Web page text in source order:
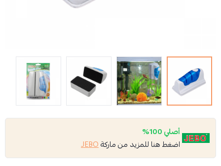
أصلي 100%
اضغط هنا للمزيد من ماركةJEBO